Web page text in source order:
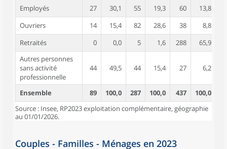
Employés 27 30,1 55 19,3 60
13,8
Ouvriers
14 15,4 82 28,6 38
8,8
Retraités
0 0,0 5 1,6 288
65,9
Autres personnes
sans activité
professionnelle
44 49,5 44 15,4 27 6,2
Ensemble 89 100,0 287 100,0 437
100,0
Source : Insee, RP2023 exploitation complémentaire, géographie
au 01/01/2026.
Couples - Familles - Ménages en 2023